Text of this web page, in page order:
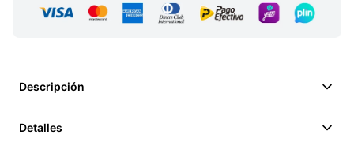
Descripción
Detalles